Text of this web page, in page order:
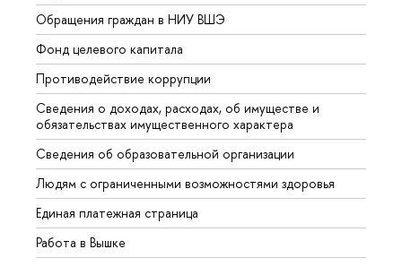
Обращения граждан в НИУ ВШЭ
Фонд целевого капитала
Противодействие коррупции
Сведения о доходах, расходах, об имуществе и
обязательствах имущественного характера
Сведения об образовательной организации
Людям с ограниченными возможностями здоровья
Единая платежная страница
Работа в Вышке